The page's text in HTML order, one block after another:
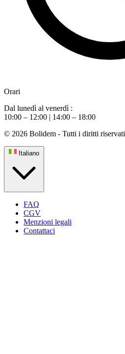
Orari
Dal lunedì al venerdì :
10:00 – 12:00 | 14:00 – 18:00
© 2026 Bolidem - Tutti i diritti riservati
Italiano
FAQ
CGV
Menzioni legali
Contattaci